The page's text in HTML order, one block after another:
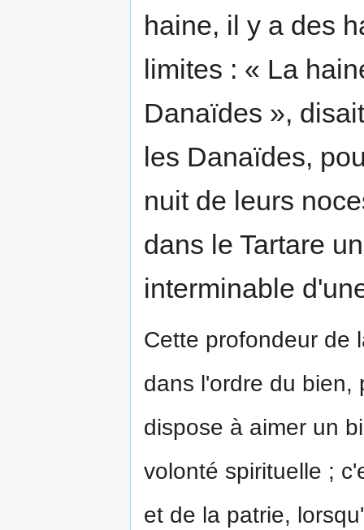
haine, il y a des
limites : « La
Danaïdes »,
les Danaïdes,
nuit de leurs
dans le Tartare
interminable
Cette profondeur de
dans l'ordre du bien,
dispose à aimer un
volonté spirituelle ;
et de la patrie,